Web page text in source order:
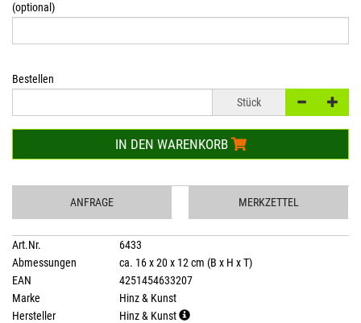
(optional)
Bestellen
Stück
IN DEN WARENKORB
ANFRAGE MERKZETTEL
Art.Nr.
6433
Abmessungen
ca. 16 x 20 x 12 cm (B x H x T)
EAN
4251454633207
Marke
Hinz & Kunst
Hersteller
Hinz & Kunst